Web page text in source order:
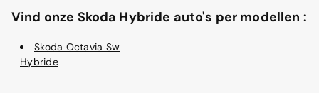
Vind onze Skoda Hybride auto's per modellen :
Skoda Octavia Sw
Hybride